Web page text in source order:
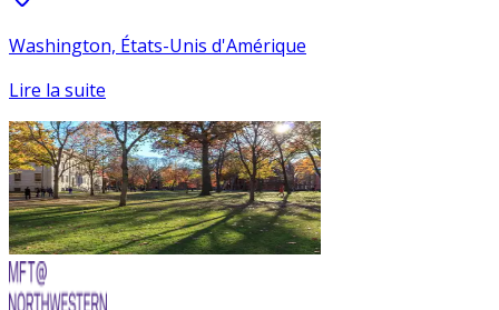
Washington, États-Unis d'Amérique
Lire la suite